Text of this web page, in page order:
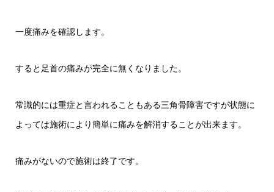
一度痛みを確認します。
すると足首の痛みが完全に無くなりました。
常識的には重症と言われることもある三角骨障害ですが状態に
よっては施術により簡単に痛みを解消することが出来ます。
痛みがないので施術は終了です。